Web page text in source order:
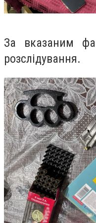
За вказаним
розслідування.